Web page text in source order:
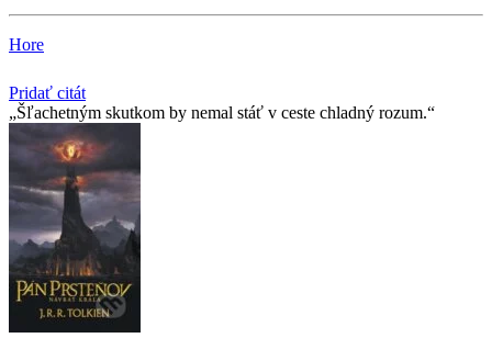
Hore
Pridať citát
Šľachetným skutkom by nemal stáť v ceste chladný rozum.